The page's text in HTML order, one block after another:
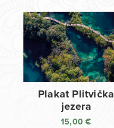
Plakat Plitvička
jezera
15,00€